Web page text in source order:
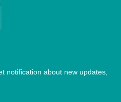
notification about new updates,